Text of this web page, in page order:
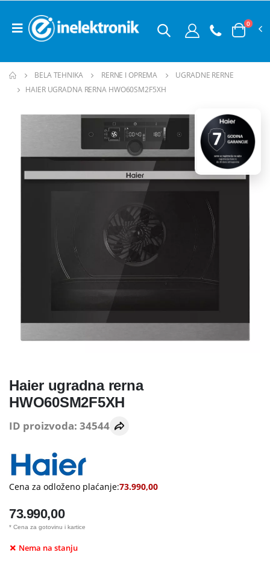
0
BELA TEHNIKA RERNE I OPREMA
UGRADNE RERNE
HAIER UGRADNA RERNA HWO60SM2F5XH
Haier ugradna rerna
HWO60SM2F5XH
ID proizvoda: 34544
Cena za odloženo plaćanje:73.990,00
73.990,00
* Cena za gotovinu i kartice
Nema na stanju